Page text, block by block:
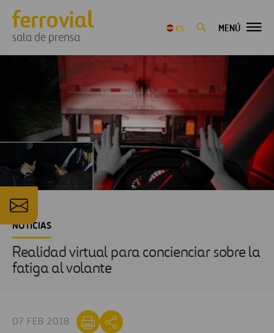
sala de prensa
ES MENÚ
NOTICIAS
Realidad virtual para concienciar sobre la
fatiga al volante
07 FEB 2018